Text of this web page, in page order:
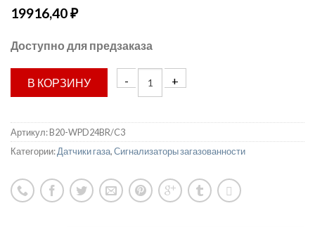
19916,40₽
Доступно для предзаказа
В КОРЗИНУ
Артикул:B20-WPD24BR/C3
Категории:Датчики газа,Сигнализаторы загазованности